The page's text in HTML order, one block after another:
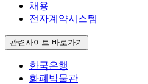
채용
전자계약시스템
관련사이트 바로가기
한국은행
화폐박물관